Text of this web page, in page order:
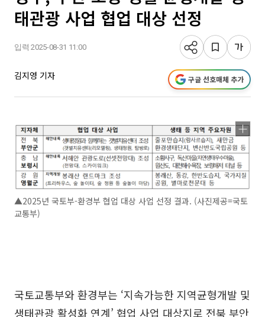
태관광 사업 협업 대상 선정
입력 2025-08-31 11:00
김지영 기자 구글 선호매체 추가
▲2025년 국토부-환경부 협업 대상 사업 선정 결과. (사진제공=국토
교통부)
국토교통부와 환경부는 ‘지속가능한 지역균형개발 및
생태관광 활성화 연계’ 협업 사업 대상지로 전북 부안